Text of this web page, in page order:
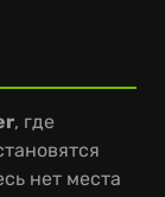
, где
нет места